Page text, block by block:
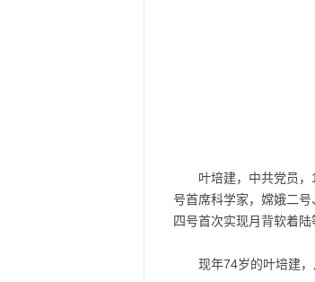
叶培建， 中共党员
号首席科学家，嫦娥二
四号首次实现月背软着
现年74岁的叶培建